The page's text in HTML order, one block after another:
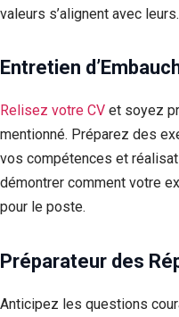
valeurs s’alignent avec leurs.
Entretien
Relisez votre CV et soyez
mentionné. Préparez des
vos compétences et
démontrer comment votre
pour le poste.
Préparateur des
Anticipez les questions